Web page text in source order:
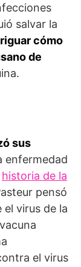
salvar la
cómo
de
sus
enfermedad
historia de la
pensó
virus de la
el virus